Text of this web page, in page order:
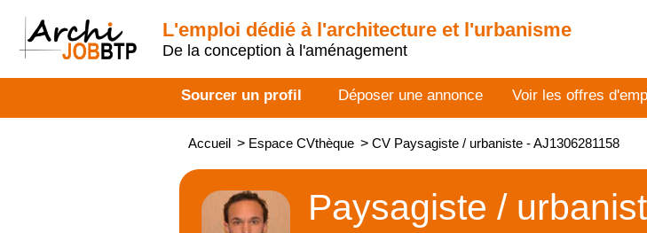
L'emploi dédié à l'architecture et l'urbanisme
De la conception à l'aménagement
Sourcer un profil Déposer une annonce Voir les offres
Accueil > Espace CVthèque > CV Paysagiste / urbaniste - AJ1306281158
Paysagiste /